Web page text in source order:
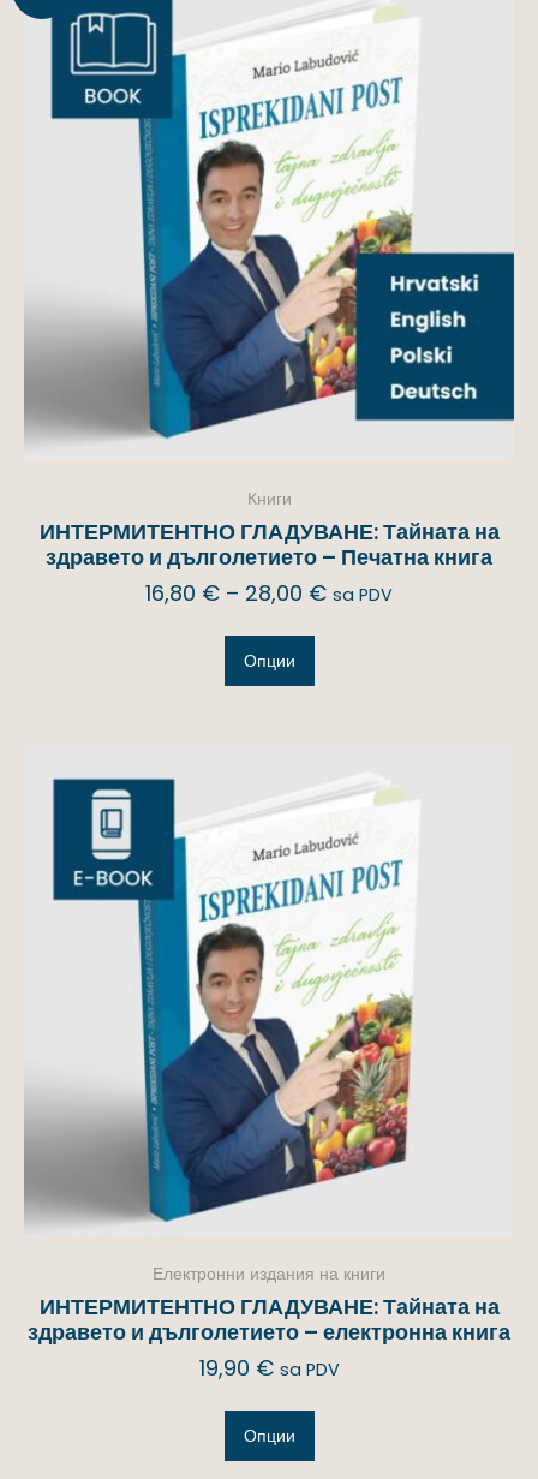
Книги
ИНТЕРМИТЕНТНО ГЛАДУВАНЕ: Тайната на
здравето и дълголетието – Печатна книга
16,80 € – 28,00 € sa PDV
Опции
Електронни издания на книги
ИНТЕРМИТЕНТНО ГЛАДУВАНЕ: Тайната на
здравето и дълголетието – електронна книга
19,90 € sa PDV
Опции